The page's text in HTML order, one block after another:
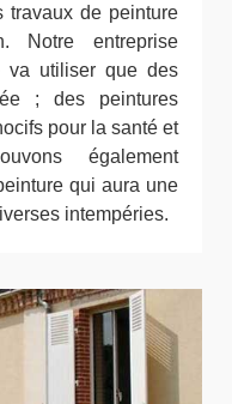
travaux de peinture
Notre entreprise
va utiliser que des
; des peintures
pour la santé et
également
qui aura une
intempéries.